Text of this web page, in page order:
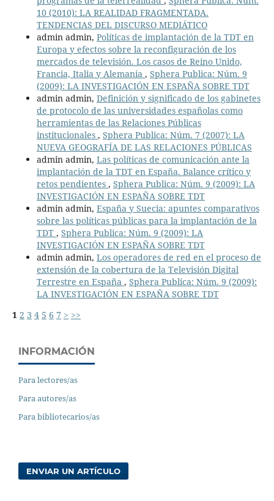
10 (2010): LA REALIDAD FRAGMENTADA.
TENDENCIAS DEL DISCURSO MEDIÁTICO
admin admin, Políticas de implantación de la TDT en
Europa y efectos sobre la reconfiguración de los
mercados de televisión. Los casos de Reino Unido,
Francia, Italia y Alemania , Sphera Publica: Núm. 9
(2009): LA INVESTIGACIÓN EN ESPAÑA SOBRE TDT
admin admin, Definición y significado de los gabinetes
de protocolo de las universidades españolas como
herramientas de las Relaciones Públicas
institucionales , Sphera Publica: Núm. 7 (2007): LA
NUEVA GEOGRAFÍA DE LAS RELACIONES PÚBLICAS
admin admin, Las políticas de comunicación ante la
implantación de la TDT en España. Balance crítico y
retos pendientes , Sphera Publica: Núm. 9 (2009): LA
INVESTIGACIÓN EN ESPAÑA SOBRE TDT
admin admin, España y Suecia: apuntes comparativos
sobre las políticas públicas para la implantación de la
TDT , Sphera Publica: Núm. 9 (2009): LA
INVESTIGACIÓN EN ESPAÑA SOBRE TDT
admin admin, Los operadores de red en el proceso de
extensión de la cobertura de la Televisión Digital
Terrestre en España , Sphera Publica: Núm. 9 (2009):
LA INVESTIGACIÓN EN ESPAÑA SOBRE TDT
1 2 3 4 5 6 7 > >>
INFORMACIÓN
Para lectores/as
Para autores/as
Para bibliotecarios/as
ENVIAR UN ARTÍCULO